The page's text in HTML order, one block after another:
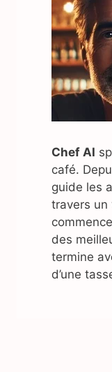
Chef AI
café.
guide les
travers un
des
termine
d’une